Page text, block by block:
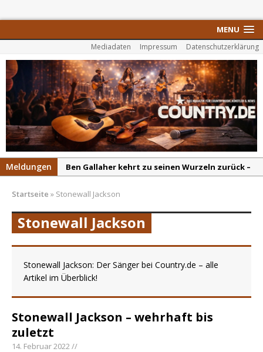
MENU
Mediadaten Impressum Datenschutzerklärung
Meldungen
Ben Gallaher kehrt zu seinen Wurzeln zurück –
Colton Dawson legt mit „Worth It“ nach –
Country mit Herz und Humor
Carly Pearce hinterfragt den ständigen
Vergleich mit anderen
Ella Langley schreibt Musikgeschichte:
„Choosin‘ Texas“ gehört zu den größten Hits
aller Zeiten
pez veröffentlicht neue Single „Late Night
Sommernächte
Startseite » Stonewall Jackson
Stonewall Jackson
Stonewall Jackson: Der Sänger bei Country.de – alle
Artikel im Überblick!
Stonewall Jackson – wehrhaft bis
zuletzt
14. Februar 2022 //